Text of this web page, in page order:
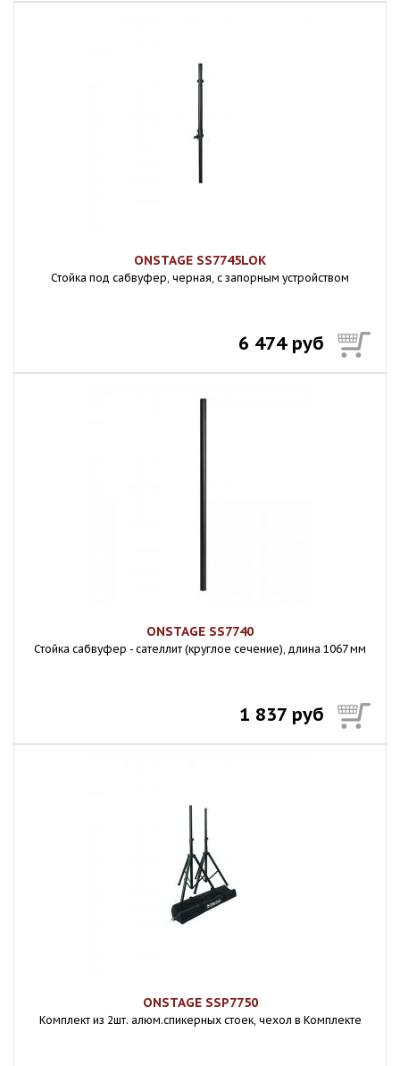
ONSTAGE SS7745LOK
Стойка под сабвуфер, черная, с запорным устройством
6 474 руб
ONSTAGE SS7740
Стойка сабвуфер - сателлит (круглое сечение), длина 1067 мм
1 837 руб
ONSTAGE SSP7750
Комплект из 2шт. алюм.спикерных стоек, чехол в Комплекте